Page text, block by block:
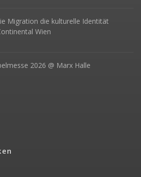
Migration die kulturelle Identität
Wien
2026 @ Marx Halle